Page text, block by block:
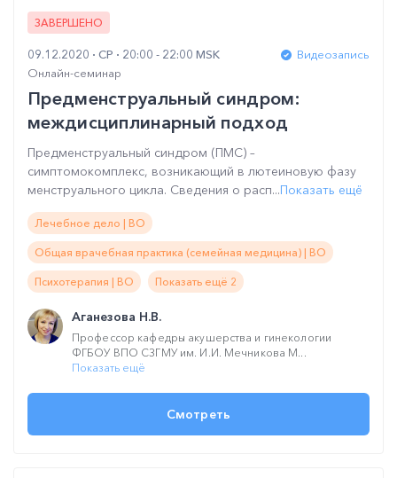
ЗАВЕРШЕНО
09.12.2020 СР 20:00 - 22:00 MSK
Видеозапись
Онлайн-семинар
Предменструальный синдром:
междисциплинарный подход
Предменструальный синдром (ПМС) –
симптомокомплекс, возникающий в лютеиновую фазу
менструального цикла. Сведения о расп...Показать ещё
Лечебное дело | ВО
Общая врачебная практика (семейная медицина) | ВО
Психотерапия | ВО Показать ещё 2
Аганезова Н.В.
Профессор кафедры акушерства и гинекологии
ФГБОУ ВПО СЗГМУ им. И.И. Мечникова М...
Показать ещё
Смотреть